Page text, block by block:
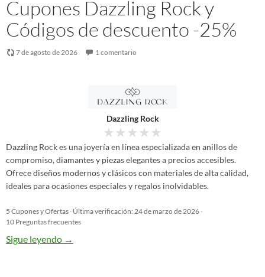
Cupones Dazzling Rock y
Códigos de descuento -25%
7 de agosto de 2026 1 comentario
Dazzling Rock
★★★★★
Dazzling Rock es una joyería en línea especializada en anillos de
compromiso, diamantes y piezas elegantes a precios accesibles.
Ofrece diseños modernos y clásicos con materiales de alta calidad,
ideales para ocasiones especiales y regalos inolvidables.
5 Cupones y Ofertas · Última verificación: 24 de marzo de 2026 ·
10 Preguntas frecuentes
Sigue leyendo →